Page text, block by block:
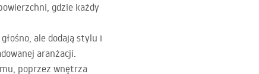
gdzie każdy
ale dodają stylu i
aranżacji.
poprzez wnętrza